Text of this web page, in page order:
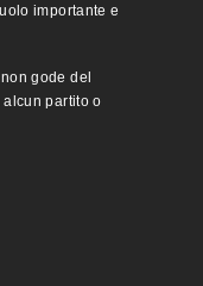
importante e
gode del
partito o